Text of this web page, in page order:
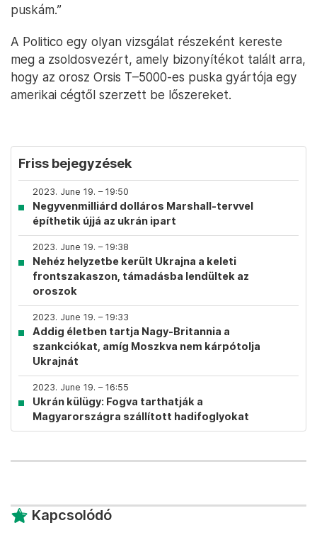
puskám.”
A Politico egy olyan vizsgálat részeként kereste
meg a zsoldosvezért, amely bizonyítékot talált arra,
hogy az orosz Orsis T–5000-es puska gyártója egy
amerikai cégtől szerzett be lőszereket.
Friss bejegyzések
2023. June 19. – 19:50
Negyvenmilliárd dolláros Marshall-tervvel
építhetik újjá az ukrán ipart
2023. June 19. – 19:38
Nehéz helyzetbe került Ukrajna a keleti
frontszakaszon, támadásba lendültek az
oroszok
2023. June 19. – 19:33
Addig életben tartja Nagy-Britannia a
szankciókat, amíg Moszkva nem kárpótolja
Ukrajnát
2023. June 19. – 16:55
Ukrán külügy: Fogva tarthatják a
Magyarországra szállított hadifoglyokat
Kapcsolódó